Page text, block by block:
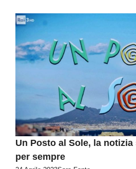
Un Posto al Sole, la
per sempre